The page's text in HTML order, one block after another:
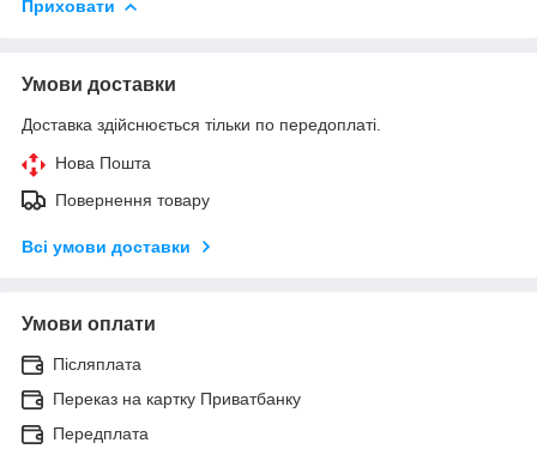
Приховати
Умови доставки
Доставка здійснюється тільки по передоплаті.
Нова Пошта
Повернення товару
Всі умови доставки
Умови оплати
Післяплата
Переказ на картку Приватбанку
Передплата